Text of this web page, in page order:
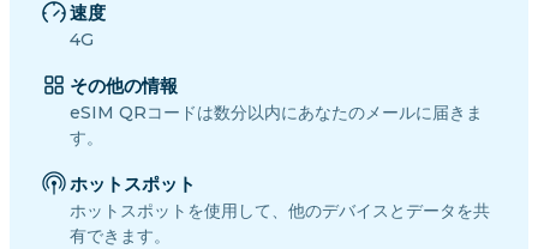
速度
4G
その他の情報
eSIM QRコードは数分以内にあなたのメールに届きま
す。
ホットスポット
ホットスポットを使用して、他のデバイスとデータを共
有できます。